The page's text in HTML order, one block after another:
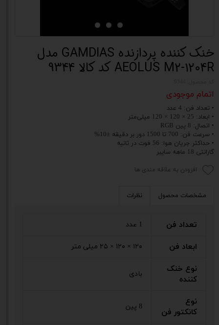
خنک کننده پردازنده GAMDIAS مدل
AEOLUS M2-1204R کد کالا 9344
اتمام موجودی
• تعداد فن‌: 4 عدد
• ابعاد: 25 × 120 × 120 میلی‌متر
• اتصال: 8 پین RGB
• سرعت فن: 700 تا 1500 دور بر دقیقه ±10%
• حداکثر جریان هوا: 56 فوت در ثانیه
گارانتی 18 ماهه سایبر
افزودن به علاقه مندی ها
مشخصات محصول نظرات
تعداد فن 1 عدد
ابعاد فن ۱۲۰ × ۱۲۰ × ۲۵ میلی متر
نوع خنک
کننده
بادی
نوع
کانکتور فن
8 پین